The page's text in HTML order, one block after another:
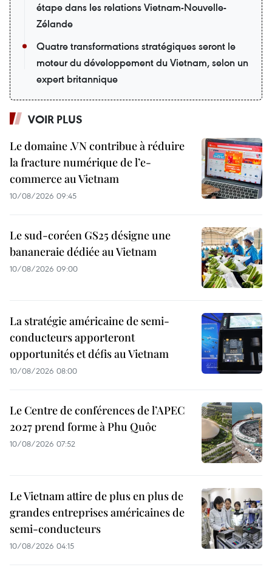
étape dans les relations Vietnam-Nouvelle-
Zélande
Quatre transformations stratégiques seront le
moteur du développement du Vietnam, selon un
expert britannique
VOIR PLUS
Le domaine .VN contribue à réduire
la fracture numérique de l’e-
commerce au Vietnam
10/08/2026 09:45
Le sud-coréen GS25 désigne une
bananeraie dédiée au Vietnam
10/08/2026 09:00
La stratégie américaine de semi-
conducteurs apporteront
opportunités et défis au Vietnam
10/08/2026 08:00
Le Centre de conférences de l’APEC
2027 prend forme à Phu Quôc
10/08/2026 07:52
Le Vietnam attire de plus en plus de
grandes entreprises américaines de
semi-conducteurs
10/08/2026 04:15